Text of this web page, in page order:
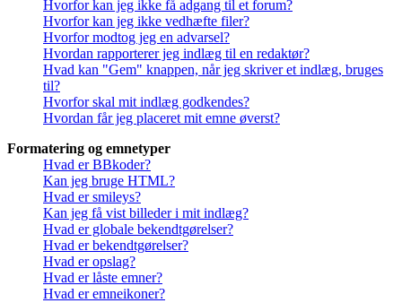
Hvorfor kan jeg ikke få adgang til et forum?
Hvorfor kan jeg ikke vedhæfte filer?
Hvorfor modtog jeg en advarsel?
Hvordan rapporterer jeg indlæg til en redaktør?
Hvad kan "Gem" knappen, når jeg skriver et indlæg, bruges
til?
Hvorfor skal mit indlæg godkendes?
Hvordan får jeg placeret mit emne øverst?
Formatering og emnetyper
Hvad er BBkoder?
Kan jeg bruge HTML?
Hvad er smileys?
Kan jeg få vist billeder i mit indlæg?
Hvad er globale bekendtgørelser?
Hvad er bekendtgørelser?
Hvad er opslag?
Hvad er låste emner?
Hvad er emneikoner?